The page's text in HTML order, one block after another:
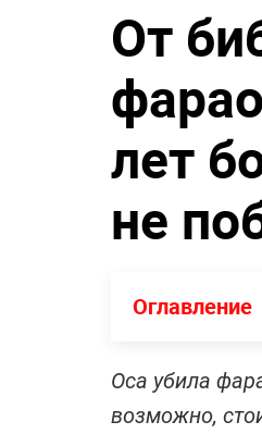
От
лет
не
Оглавление
Оса убила
возможно,